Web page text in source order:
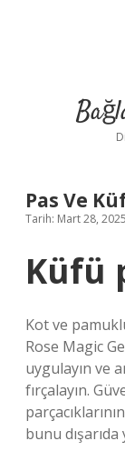
Pas Ve
Tarih: Mart 28, 2025
Küfü
Kot ve
Rose Magic
uygulayın ve
fırçalayın.
bunu dışarıda